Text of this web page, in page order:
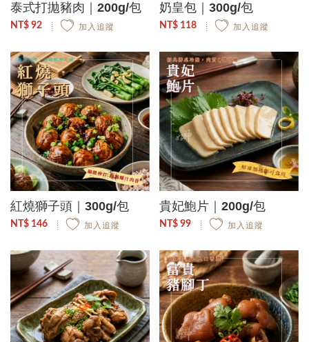
泰式打拋豬肉｜200g/包
NT$ 92 加入追蹤
奶皇包｜300g/包
NT$ 118 加入追蹤
紅燒獅子頭｜300g/包
NT$ 146 加入追蹤
貴妃鮑片｜200g/包
NT$ 99 加入追蹤